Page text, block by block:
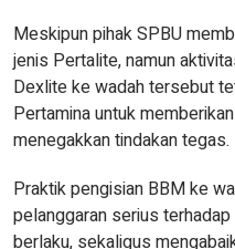
Meskipun pihak SPBU
jenis Pertalite, namun
Dexlite ke wadah tersebut
Pertamina untuk
menegakkan tindakan tegas.
Praktik pengisian BBM ke
pelanggaran serius
berlaku, sekaligus